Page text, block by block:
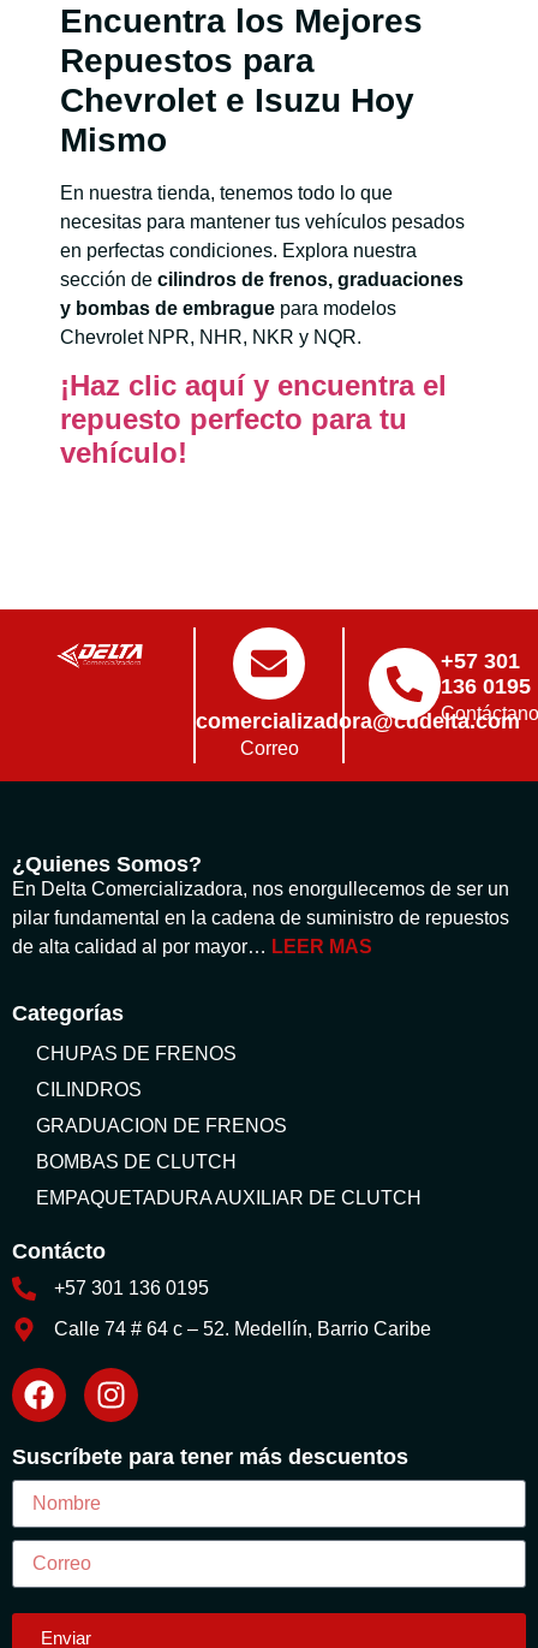
Encuentra los Mejores
Repuestos para
Chevrolet e Isuzu Hoy
Mismo
En nuestra tienda, tenemos todo lo que
necesitas para mantener tus vehículos pesados ​​
en perfectas condiciones. Explora nuestra
sección de cilindros de frenos, graduaciones
y bombas de embrague para modelos
Chevrolet NPR, NHR, NKR y NQR.
¡Haz clic aquí y encuentra el
repuesto perfecto para tu
vehículo!
comercializadora@cddelta.com
Correo
+57 301
136 0195
¿Quienes Somos?
En Delta Comercializadora, nos enorgullecemos de ser un
pilar fundamental en la cadena de suministro de repuestos
de alta calidad al por mayor… LEER MAS
Categorías
CHUPAS DE FRENOS
CILINDROS
GRADUACION DE FRENOS
BOMBAS DE CLUTCH
EMPAQUETADURA AUXILIAR DE CLUTCH
Contácto
+57 301 136 0195
Calle 74 # 64 c – 52. Medellín, Barrio Caribe
Suscríbete para tener más descuentos
Enviar